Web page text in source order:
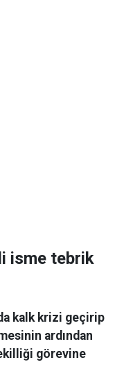
isme tebrik
kalk krizi geçirip
ardından
görevine